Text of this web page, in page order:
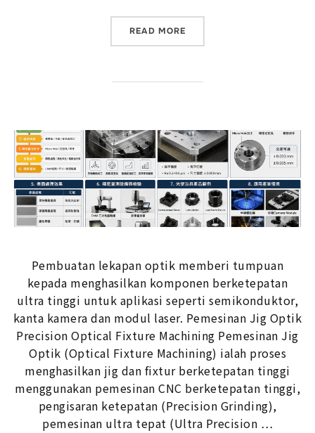
READ MORE
Pembuatan lekapan optik memberi tumpuan
kepada menghasilkan komponen berketepatan
ultra tinggi untuk aplikasi seperti semikonduktor,
kanta kamera dan modul laser. Pemesinan Jig Optik
Precision Optical Fixture Machining Pemesinan Jig
Optik (Optical Fixture Machining) ialah proses
menghasilkan jig dan fixtur berketepatan tinggi
menggunakan pemesinan CNC berketepatan tinggi,
pengisaran ketepatan (Precision Grinding),
pemesinan ultra tepat (Ultra Precision …